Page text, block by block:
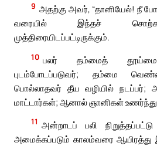
9 அதற்கு அவர், “தானியேல்! நீ
வரையில் இந்தச்
முத்திரையிடப்பட்டிருக்கும்.
10 பலர் தம்மைத்
புடம்போடப்படுவர்; தம்மை
பொல்லாதவர் தீய வழியில்
மாட்டார்கள்; ஆனால் ஞானிகள்
11 அன்றாடப் பலி
அமைக்கப்படும் காலம்வரை